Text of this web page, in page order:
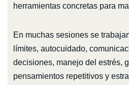
herramientas concretas para
En muchas sesiones se
límites, autocuidado,
decisiones, manejo del estrés,
pensamientos repetitivos y